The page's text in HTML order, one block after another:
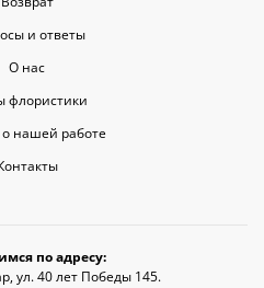
и ответы
О нас
флористики
нашей работе
по адресу:
ул. 40 лет Победы 145.